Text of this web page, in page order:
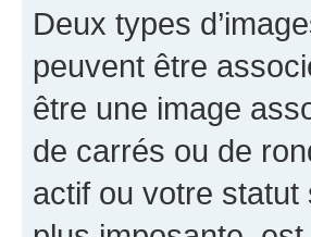
Deux types
peuvent être
être une image
de carrés ou de
actif ou votre statut